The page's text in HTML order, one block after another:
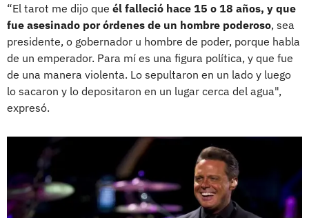
“El tarot me dijo que él falleció hace 15 o 18 años, y que
fue asesinado por órdenes de un hombre poderoso, sea
presidente, o gobernador u hombre de poder, porque habla
de un emperador. Para mí es una figura política, y que fue
de una manera violenta. Lo sepultaron en un lado y luego
lo sacaron y lo depositaron en un lugar cerca del agua",
expresó.